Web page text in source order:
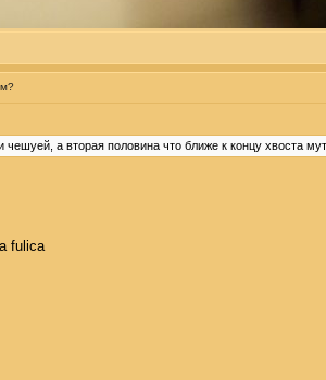
а вторая половина что ближе к концу хвоста
fulica